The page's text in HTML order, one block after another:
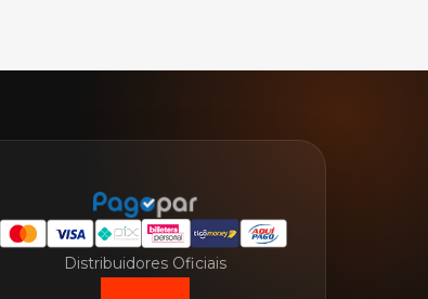
Distribuidores Oficiais